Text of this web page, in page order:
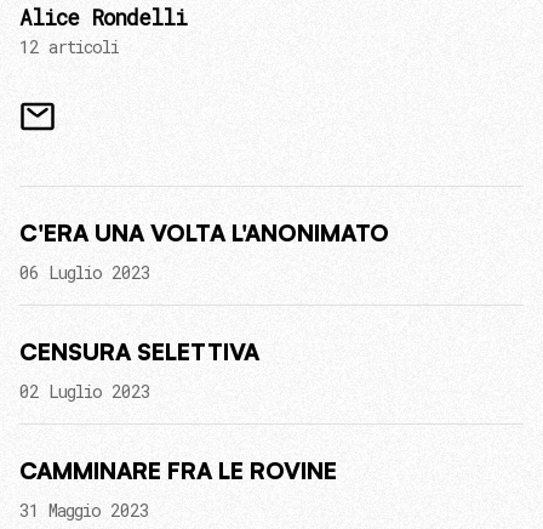
Alice Rondelli
12 articoli
C'ERA UNA VOLTA L'ANONIMATO
06 Luglio 2023
CENSURA SELETTIVA
02 Luglio 2023
CAMMINARE FRA LE ROVINE
31 Maggio 2023